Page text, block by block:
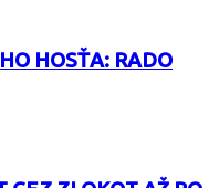
HOSŤA: RADO